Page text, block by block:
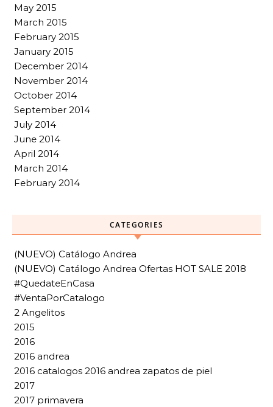
May 2015
March 2015
February 2015
January 2015
December 2014
November 2014
October 2014
September 2014
July 2014
June 2014
April 2014
March 2014
February 2014
CATEGORIES
(NUEVO) Catálogo Andrea
(NUEVO) Catálogo Andrea Ofertas HOT SALE 2018
#QuedateEnCasa
#VentaPorCatalogo
2 Angelitos
2015
2016
2016 andrea
2016 catalogos 2016 andrea zapatos de piel
2017
2017 primavera